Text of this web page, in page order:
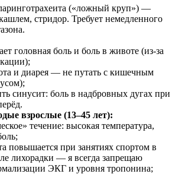
(«ложный круп») —
стридор. Требует немедленного
головная боль и боль в животе (из-за
и диарея — не путать с кишечным
синусит: боль в надбровных дугах при
взрослые (13–45 лет):
течение: высокая температура,
повышается при занятиях спортом в
лихорадки — я всегда запрещаю
ЭКГ и уровня тропонина;